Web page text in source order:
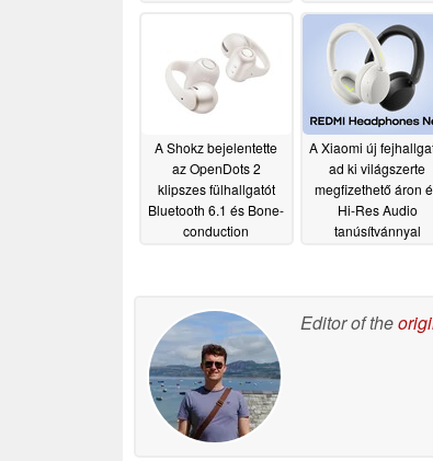
A Shokz bejelentette
az OpenDots 2
klipszes fülhallgatót
Bluetooth 6.1 és Bone-
conduction
A Xiaomi új
ad ki világszerte
megfizethető áron
Hi-Res Audio
tanúsítvánnyal
Editor of the